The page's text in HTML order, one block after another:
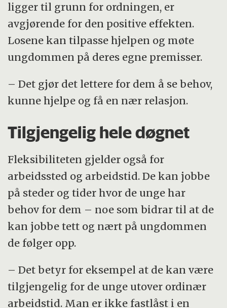
ligger til grunn for ordningen, er
avgjørende for den positive effekten.
Losene kan tilpasse hjelpen og møte
ungdommen på deres egne premisser.
– Det gjør det lettere for dem å se behov,
kunne hjelpe og få en nær relasjon.
Tilgjengelig hele døgnet
Fleksibiliteten gjelder også for
arbeidssted og arbeidstid. De kan jobbe
på steder og tider hvor de unge har
behov for dem – noe som bidrar til at de
kan jobbe tett og nært på ungdommen
de følger opp.
– Det betyr for eksempel at de kan være
tilgjengelig for de unge utover ordinær
arbeidstid. Man er ikke fastlåst i en